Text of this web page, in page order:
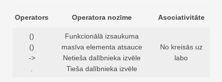
Operators Operatora nozīme Asociativitāte
()
()
->
Funkcionālā izsaukuma
masīva elementa atsauce
Netieša dalībnieka izvēle
Tieša dalībnieka izvēle
No kreisās uz
labo